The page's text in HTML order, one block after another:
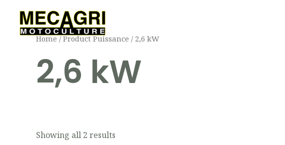
contenu Home/ Product Puissance / 2,6 kW
2,6 kW
Showing all 2 results